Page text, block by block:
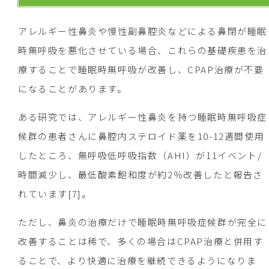
アレルギー性鼻炎や慢性副鼻腔炎などによる鼻閉が睡眠
時無呼吸を悪化させている場合、これらの基礎疾患を治
療することで睡眠時無呼吸が改善し、CPAP治療が不要
になることがあります。
ある研究では、アレルギー性鼻炎を持つ睡眠時無呼吸症
候群の患者さんに鼻腔内ステロイド薬を10-12週間使用
したところ、無呼吸低呼吸指数（AHI）が11イベント/
時間減少し、最低酸素飽和度が約2％改善したと報告さ
れています[7]。
ただし、鼻炎の治療だけで睡眠時無呼吸症候群が完全に
改善することは稀で、多くの場合はCPAP治療と併用す
ることで、より快適に治療を継続できるようになりま